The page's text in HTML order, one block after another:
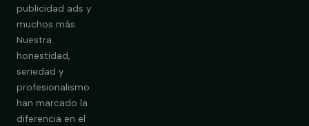
publicidad ads y
muchos más.
Nuestra
honestidad,
seriedad y
profesionalismo
han marcado la
diferencia en el